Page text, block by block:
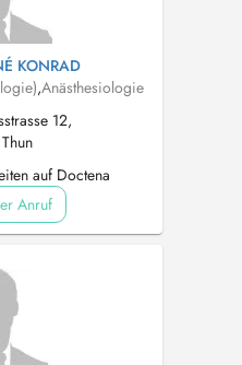
KONRAD
,Anästhesiologie
12,
auf Doctena
Anruf